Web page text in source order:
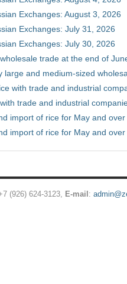
Exchanges: August 3, 2026
Exchanges: July 31, 2026
Exchanges: July 30, 2026
trade at the end of
large and medium-sized
with trade and industrial
trade and industrial
import of rice for May and
import of rice for May and
(926) 624-3123, E-mail :